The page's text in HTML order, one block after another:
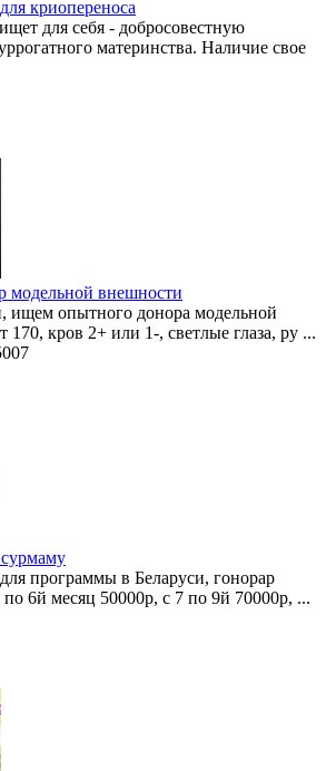
криопереноса
для себя - добросовестную
материнства. Наличие свое
внешности
ищем опытного донора модельной
170, кров 2+ или 1-, светлые глаза, ру ...
программы в Беларуси, гонорар
по 6й месяц 50000р, с 7 по 9й 70000р, ...